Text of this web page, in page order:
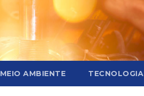
MEIO AMBIENTE TECNOLOGIA